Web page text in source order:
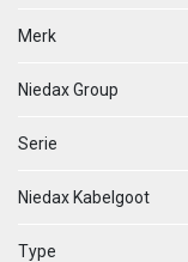
Merk
Niedax Group
Serie
Niedax Kabelgoot
Type